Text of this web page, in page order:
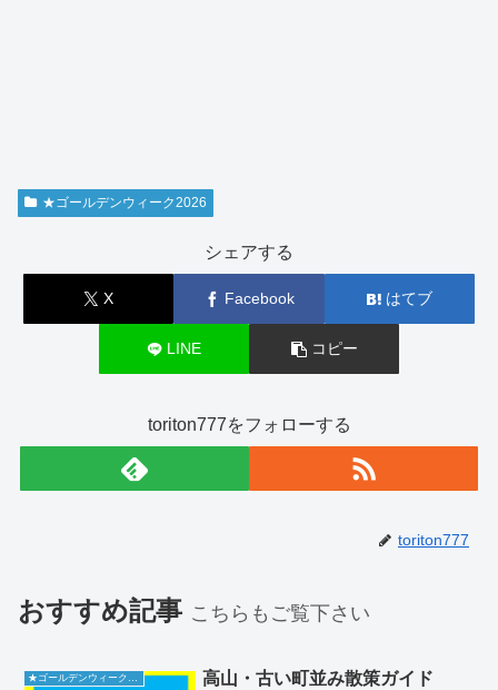
★ゴールデンウィーク2026
シェアする
X Facebook はてブ
LINE コピー
toriton777をフォローする
toriton777
おすすめ記事 こちらもご覧下さい
★ゴールデンウィーク2026 高山・古い町並み散策ガイド